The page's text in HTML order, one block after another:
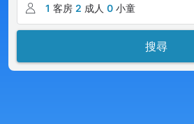
1 客房 2 成人 0 小童
搜尋